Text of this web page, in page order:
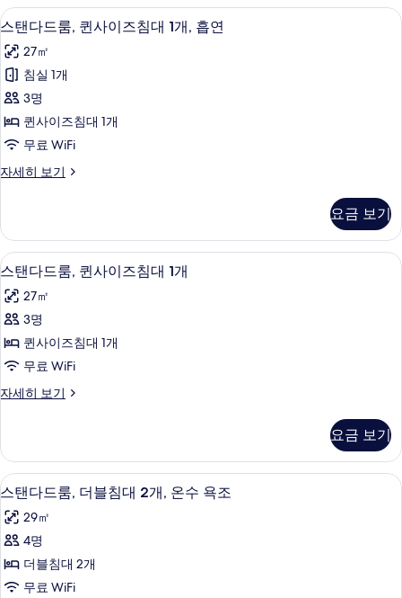
두
보
기
사
진
모
두
보
기
간
이
방
자
세
히
보
기
스
탠
다
드
룸,
퀸
이
침
대
1
개,
흡
연
사
진
보
기
셀렉트 컴포트 침대, 책상, 노트북 작업
1
스탠다드룸, 퀸사이즈침대 1개, 흡연
27㎡
침실 1개
3명
퀸사이즈침대 1개
무료 WiFi
자세히 보기
스
룸,
퀸
사
즈
침
개,
연
보
기
요금 보기
스
탠
다
드
룸,
사
즈
침
대
1
개
사
진
2
스탠다드룸, 퀸사이즈침대 1개
27㎡
3명
퀸사이즈침대 1개
무료 WiFi
자세히 보기
스
룸,
퀸
사
즈
침
개
요금 보기
스
탠
다
드
룸,
셀렉트 컴포트 침대, 책상, 노트북 작업
2
스탠다드룸, 더블침대 2개, 온수 욕조
29㎡
4명
더블침대 2개
무료 WiFi